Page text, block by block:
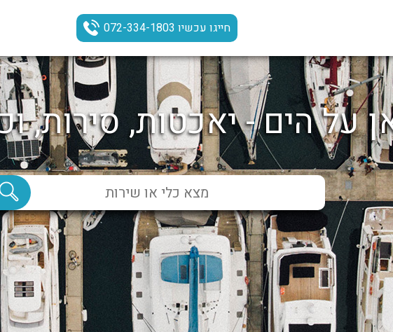
חייגו עכשיו 072-334-1803
על הים - יאכטות, סירות,